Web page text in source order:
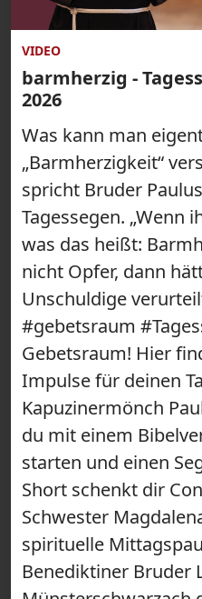
VIDEO
barmherzig -
2026
Was kann man
„Barmherzigkeit“
spricht Bruder
Tagessegen. „Wenn
was das heißt:
nicht Opfer, dann
Unschuldige
#gebetsraum
Gebetsraum! Hier
Impulse für deinen
Kapuzinermönch
du mit einem
starten und einen
Short schenkt dir
Schwester
spirituelle
Benediktiner Bruder